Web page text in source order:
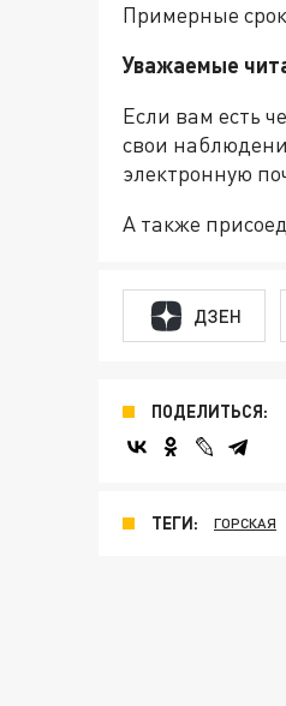
Примерные
Уважаемые
Если вам есть
свои
электронную
А также
ДЗЕН
ПОДЕЛИТЬСЯ:
ТЕГИ: ГОРСКАЯ